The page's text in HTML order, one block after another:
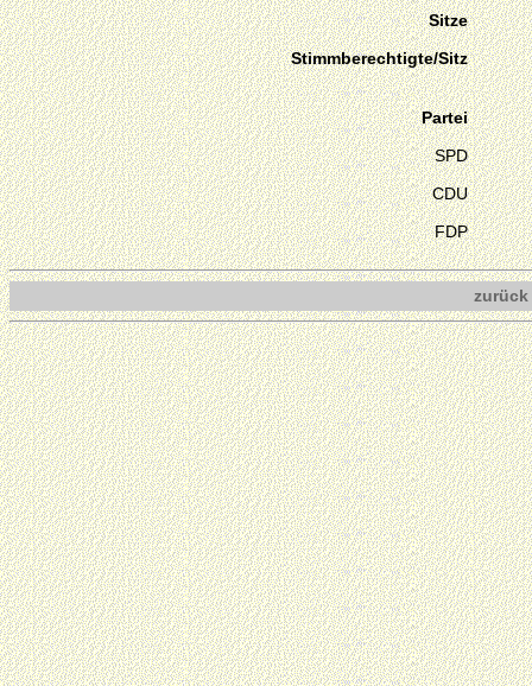
Sitze
Stimmberechtigte/Sitz
Partei
SPD
CDU
FDP
zurück